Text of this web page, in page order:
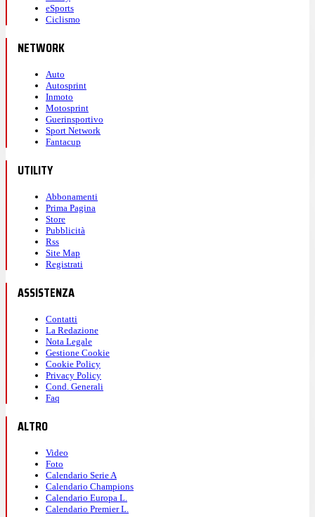
eSports
Ciclismo
NETWORK
Auto
Autosprint
Inmoto
Motosprint
Guerinsportivo
Sport Network
Fantacup
UTILITY
Abbonamenti
Prima Pagina
Store
Pubblicità
Rss
Site Map
Registrati
ASSISTENZA
Contatti
La Redazione
Nota Legale
Gestione Cookie
Cookie Policy
Privacy Policy
Cond. Generali
Faq
ALTRO
Video
Foto
Calendario Serie A
Calendario Champions
Calendario Europa L.
Calendario Premier L.